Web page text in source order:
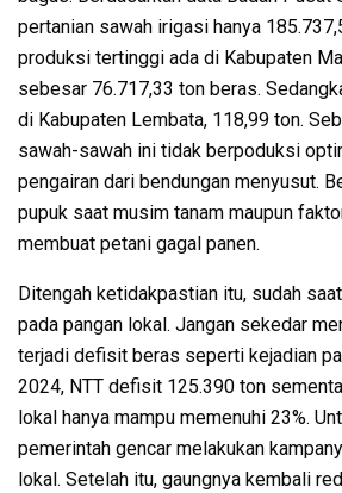
pertanian sawah irigasi hanya
produksi tertinggi ada di Kabupaten
sebesar 76.717,33 ton beras.
di Kabupaten Lembata, 118,99 ton.
sawah-sawah ini tidak berpoduksi
pengairan dari bendungan menyusut.
pupuk saat musim tanam maupun
membuat petani gagal panen.
Ditengah ketidakpastian itu, sudah
pada pangan lokal. Jangan sekedar
terjadi defisit beras seperti kejadian
2024, NTT defisit 125.390 ton
lokal hanya mampu memenuhi 23%.
pemerintah gencar melakukan
lokal. Setelah itu, gaungnya kembali